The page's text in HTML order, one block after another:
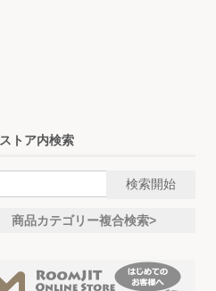
ストア内検索
商品カテゴリー複合検索>